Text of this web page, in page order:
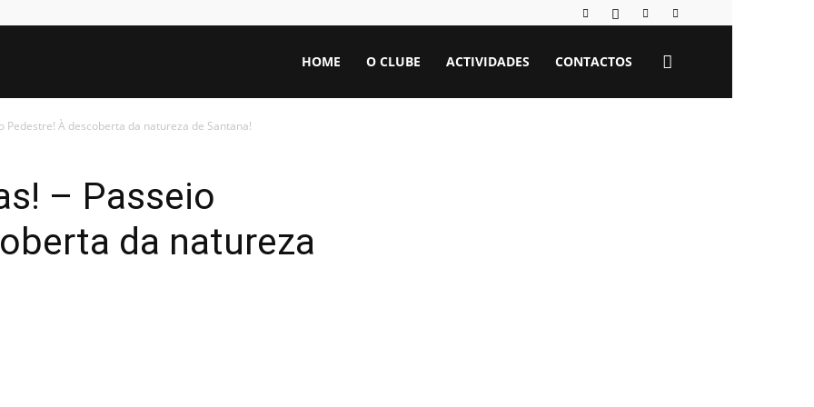
HOME O CLUBE ACTIVIDADES CONTACTOS
Pedestre! À descoberta da natureza de Santana!
– Passeio
da natureza